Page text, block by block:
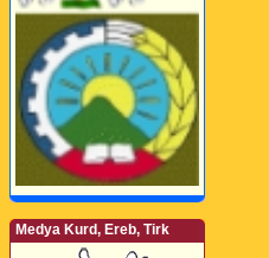
Medya Kurd, Ereb, Tirk